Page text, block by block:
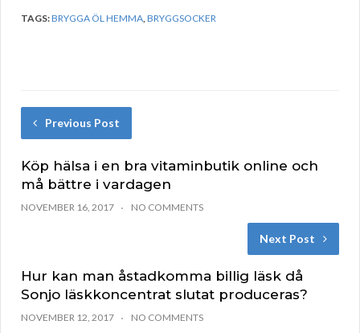
TAGS:BRYGGA ÖL HEMMA,BRYGGSOCKER
Previous Post
Köp hälsa i en bra vitaminbutik online och
må bättre i vardagen
NOVEMBER 16, 2017 NO COMMENTS
Next Post
Hur kan man åstadkomma billig läsk då
Sonjo läskkoncentrat slutat produceras?
NOVEMBER 12, 2017 NO COMMENTS